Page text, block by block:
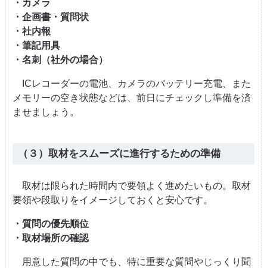
・カメラ
・企画書・質問状
・社内報
・筆記用具
・名刺（社外の場合）
ICレコーダーの電池、カメラのバッテリー充電、また
メモリーの空き状態などは、前日にチェックし準備を済
ませましょう。
（３）取材をスムーズに進行するための準備
取材は限られた時間内で要領よく進めたいもの。取材
要領や段取りをイメージしておくと安心です。
・質問の優先順位
・取材場所の確認
用意した質問の中でも、特に重要な質問やじっくり聞